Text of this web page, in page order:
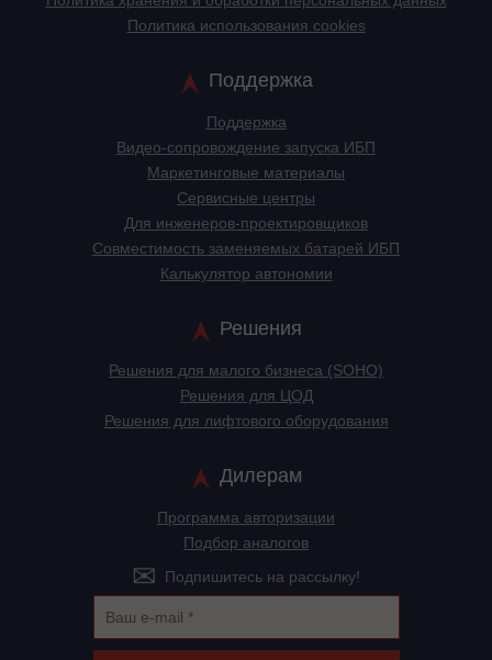
Политика использования cookies
Поддержка
Поддержка
Видео-сопровождение запуска ИБП
Маркетинговые материалы
Сервисные центры
Для инженеров-проектировщиков
Cовместимость заменяемых батарей ИБП
Калькулятор автономии
Решения
Решения для малого бизнеса (SOHO)
Решения для ЦОД
Решения для лифтового оборудования
Дилерам
Программа авторизации
Подбор аналогов
Подпишитесь на рассылку!